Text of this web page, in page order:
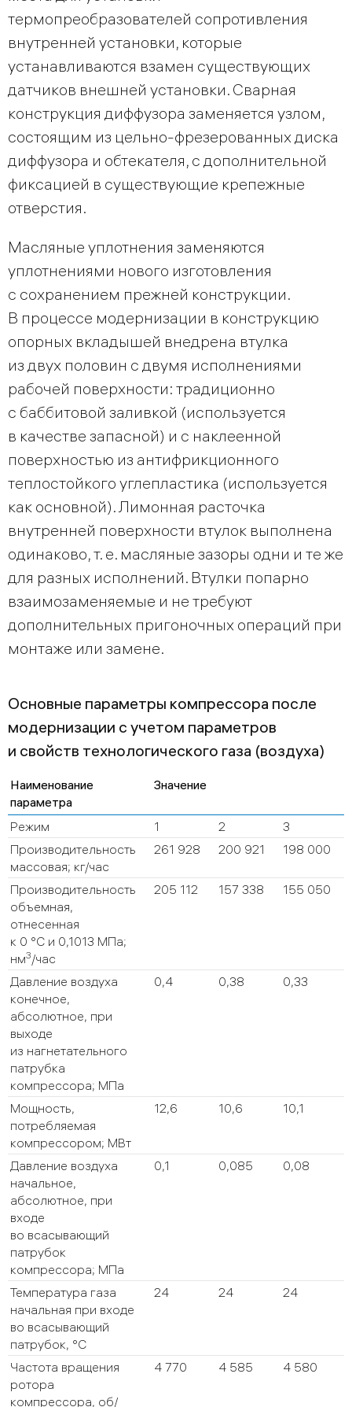
термопреобразователей сопротивления
внутренней установки, которые
устанавливаются взамен существующих
датчиков внешней установки. Сварная
конструкция диффузора заменяется узлом,
состоящим из цельно-фрезерованных диска
диффузора и обтекателя, с дополнительной
фиксацией в существующие крепежные
отверстия.
Масляные уплотнения заменяются
уплотнениями нового изготовления
с сохранением прежней конструкции.
В процессе модернизации в конструкцию
опорных вкладышей внедрена втулка
из двух половин с двумя исполнениями
рабочей поверхности: традиционно
с баббитовой заливкой (используется
в качестве запасной) и с наклеенной
поверхностью из антифрикционного
теплостойкого углепластика (используется
как основной). Лимонная расточка
внутренней поверхности втулок выполнена
одинаково, т. е. масляные зазоры одни и те же
для разных исполнений. Втулки попарно
взаимозаменяемые и не требуют
дополнительных пригоночных операций при
монтаже или замене.
Основные параметры компрессора после
модернизации с учетом параметров
и свойств технологического газа (воздуха)
Наименование
параметра
Значение
Режим 1 2
3
Производительность
массовая; кг/час
261 928 200 921 198 000
Производительность
объемная,
отнесенная
к 0 °С и 0,1013 МПа;
нм3/час
205 112 157 338 155 050
Давление воздуха
конечное,
абсолютное, при
выходе
из нагнетательного
патрубка
компрессора; МПа
0,4 0,38 0,33
Мощность,
потребляемая
компрессором; МВт
12,6 10,6 10,1
Давление воздуха
начальное,
абсолютное, при
входе
во всасывающий
патрубок
компрессора; МПа
0,1 0,085 0,08
Температура газа
начальная при входе
во всасывающий
патрубок, °С
24 24 24
Частота вращения
ротора
компрессора, об/
4 770 4 585 4 580